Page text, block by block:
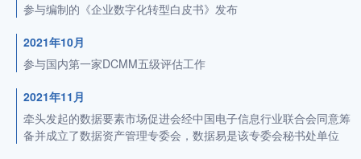
参与编制的《企业数字化转型白皮书》发布
2021年10月
参与国内第一家DCMM五级评估工作
2021年11月
牵头发起的数据要素市场促进会经中国电子信息行业联合会同意筹
备并成立了数据资产管理专委会，数据易是该专委会秘书处单位